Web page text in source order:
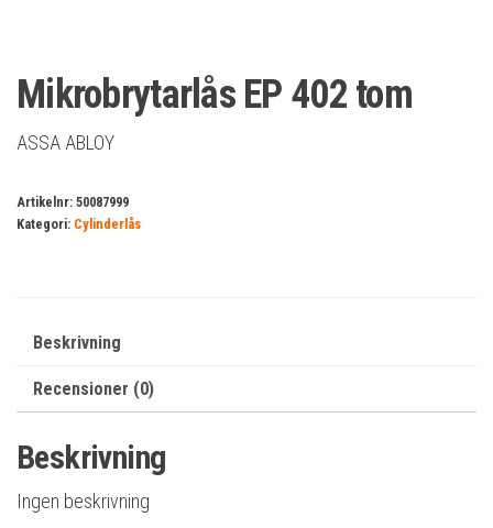
Mikrobrytarlås EP 402 tom
ASSA ABLOY
Artikelnr: 50087999
Kategori: Cylinderlås
Beskrivning
Recensioner (0)
Beskrivning
Ingen beskrivning